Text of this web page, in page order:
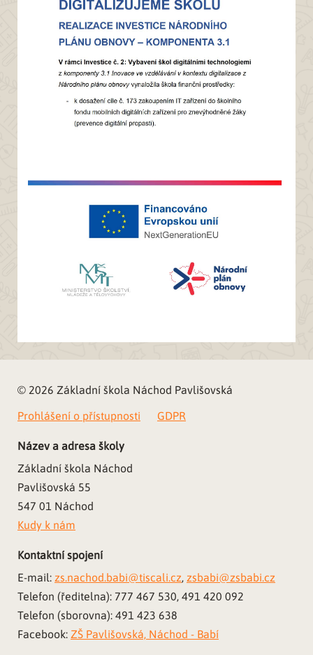
© 2026 Základní škola Náchod Pavlišovská
Prohlášení o přístupnosti GDPR
Název a adresa školy
Základní škola Náchod
Pavlišovská 55
547 01 Náchod
Kudy k nám
Kontaktní spojení
E-mail: zs.nachod.babi@tiscali.cz, zsbabi@zsbabi.cz
Telefon (ředitelna): 777 467 530, 491 420 092
Telefon (sborovna): 491 423 638
Facebook: ZŠ Pavlišovská, Náchod - Babí